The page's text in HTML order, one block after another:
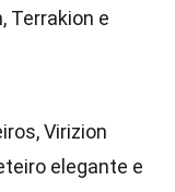
Terrakion e
Virizion
elegante e